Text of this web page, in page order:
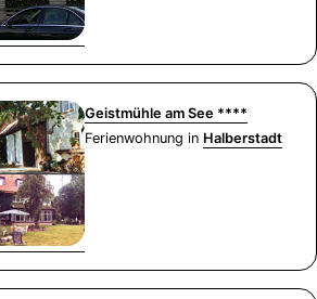
Geistmühle am See ****
Ferienwohnung in Halberstadt